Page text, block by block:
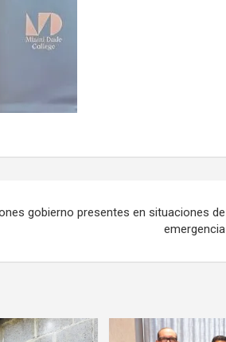
gobierno presentes en situaciones de
emergencia